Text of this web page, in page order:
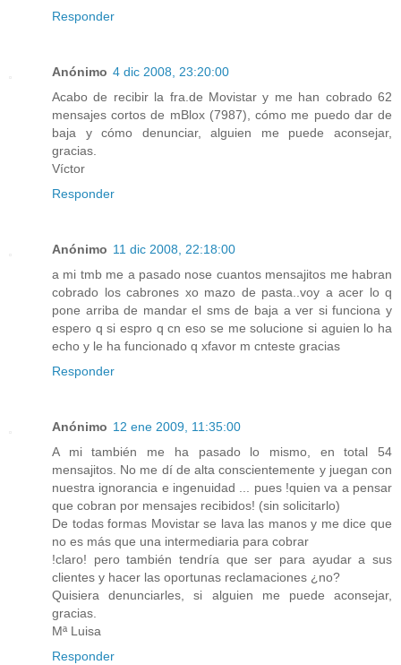
Responder
Anónimo 4 dic 2008, 23:20:00
Acabo de recibir la fra.de Movistar y me han cobrado 62
mensajes cortos de mBlox (7987), cómo me puedo dar de
baja y cómo denunciar, alguien me puede aconsejar,
gracias.
Víctor
Responder
Anónimo 11 dic 2008, 22:18:00
a mi tmb me a pasado nose cuantos mensajitos me habran
cobrado los cabrones xo mazo de pasta..voy a acer lo q
pone arriba de mandar el sms de baja a ver si funciona y
espero q si espro q cn eso se me solucione si aguien lo ha
echo y le ha funcionado q xfavor m cnteste gracias
Responder
Anónimo 12 ene 2009, 11:35:00
A mi también me ha pasado lo mismo, en total 54
mensajitos. No me dí de alta conscientemente y juegan con
nuestra ignorancia e ingenuidad ... pues !quien va a pensar
que cobran por mensajes recibidos! (sin solicitarlo)
De todas formas Movistar se lava las manos y me dice que
no es más que una intermediaria para cobrar
!claro! pero también tendría que ser para ayudar a sus
clientes y hacer las oportunas reclamaciones ¿no?
Quisiera denunciarles, si alguien me puede aconsejar,
gracias.
Mª Luisa
Responder